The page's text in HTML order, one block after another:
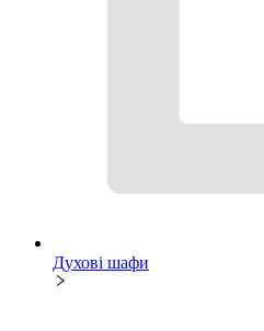
Духові шафи